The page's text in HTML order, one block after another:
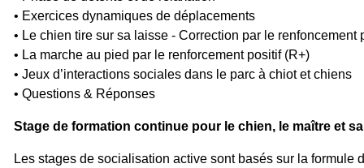
• Exercices dynamiques de déplacements
• Le chien tire sur sa laisse - Correction par le renfoncement
• La marche au pied par le renforcement positif (R+)
• Jeux d’interactions sociales dans le parc à chiot et chiens
• Questions & Réponses
Stage de formation continue pour le chien, le maître et
Les stages de socialisation active sont basés sur la formule